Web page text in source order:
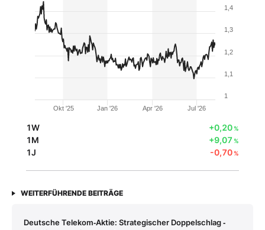
Okt '25 Jan '26 Apr '26 Jul '26
1
1,1
1,2
1,3
1,4
1W +0,20%
1M +9,07 %
1J -0,70%
WEITERFÜHRENDE BEITRÄGE
Deutsche Telekom‑Aktie: Strategischer Doppelschlag ‑